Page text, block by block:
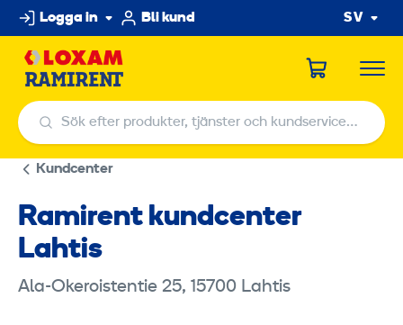
Hoppa
till
innehållet
Logga in Bli kund SV
Sök efter produkter, tjänster och kundservicecenter
Sök efter produkter, tjänster och kundservicecenter
Kundcenter
Ramirent kundcenter
Lahtis
Ala-Okeroistentie 25, 15700 Lahtis